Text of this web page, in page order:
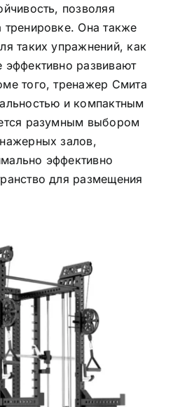
позволяя
тренировке. Она также
таких упражнений, как
развивают
того, тренажер Смита
и компактным
разумным выбором
залов,
эффективно
для размещения